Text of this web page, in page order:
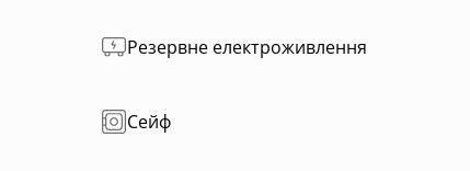
Резервне електроживлення
Сейф